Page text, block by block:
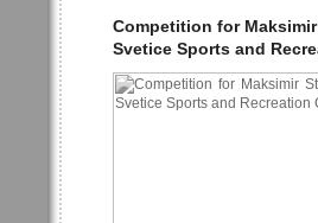
Competition for
Svetice Sports and